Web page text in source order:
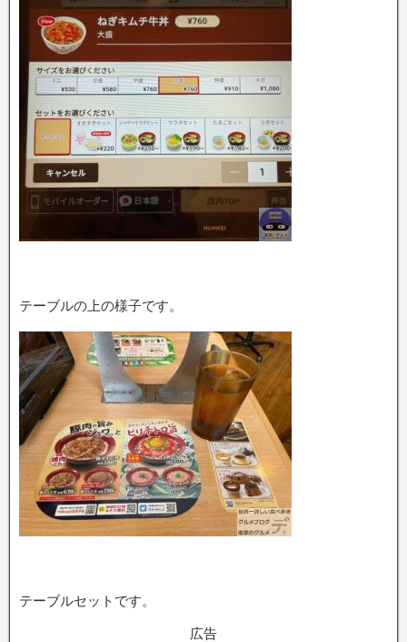
テーブルの上の様子です。
テーブルセットです。
広告